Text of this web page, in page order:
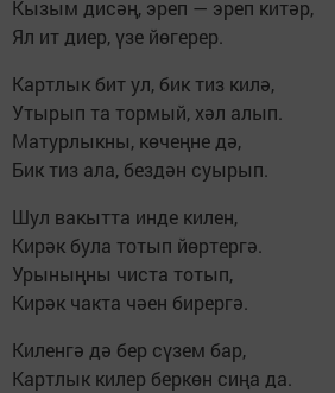
Кызым дисәң, эреп — эреп китәр,
Ял ит диер, үзе йөгерер.
Картлык бит ул, бик тиз килә,
Утырып та тормый, хәл алып.
Матурлыкны, көчеңне дә,
Бик тиз ала, бездән суырып.
Шул вакытта инде килен,
Кирәк була тотып йөртергә.
Урыныңны чиста тотып,
Кирәк чакта чәен бирергә.
Киленгә дә бер сүзем бар,
Картлык килер беркөн сиңа да.